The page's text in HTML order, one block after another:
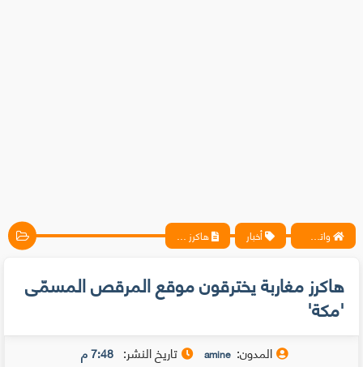
واتس آب ، فيسبوك ، أنترنت ، شروحات تقنية حصرية - المحترف أخبار هاكرز مغاربة يخترقون موقع المرقص المسمّى 'مكة'
هاكرز مغاربة يخترقون موقع المرقص المسمّى
'مكة'
المدون: amine تاريخ النشر: 7:48 م